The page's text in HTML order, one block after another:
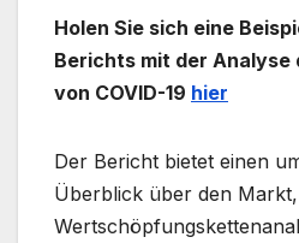
Holen Sie sich eine
Berichts mit der Analyse
von COVID-19 hier
Der Bericht bietet einen
Überblick über den